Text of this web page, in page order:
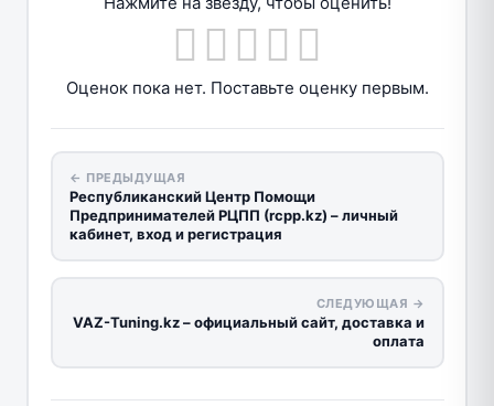
Оценок пока нет. Поставьте оценку первым.
← ПРЕДЫДУЩАЯ
Республиканский Центр Помощи
Предпринимателей РЦПП (rcpp.kz) – личный
кабинет, вход и регистрация
СЛЕДУЮЩАЯ →
VAZ-Tuning.kz – официальный сайт, доставка и
оплата